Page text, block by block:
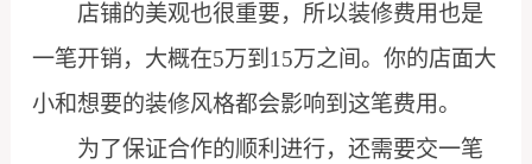
店铺的美观也很重要，所以装修费用也是
一笔开销，大概在5万到15万之间。你的店面大
小和想要的装修风格都会影响到这笔费用。
为了保证合作的顺利进行，还需要交一笔